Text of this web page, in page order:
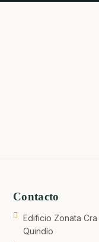
Contacto
Edificio Zonata Cra
Quindío